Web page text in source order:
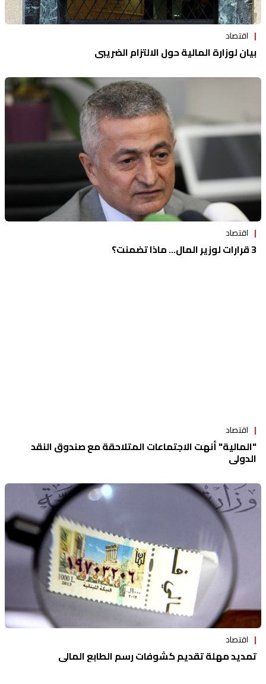
اقتصاد
بيان لوزارة المالية حول الالتزام الضريبي
اقتصاد
3 قرارات لوزير المال... ماذا تضمنت؟
اقتصاد
"المالية" أنهت الاجتماعات المتلاحقة مع صندوق النقد
الدولي
اقتصاد
تمديد مهلة تقديم كشوفات رسم الطابع المالي